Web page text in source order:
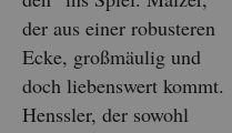
der aus einer ro­bus­te­ren
Ecke, gro­ß­mäu­lig und
doch lie­bens­wert kommt.
Henss­ler, der so­wohl